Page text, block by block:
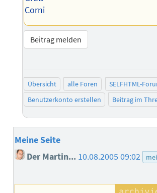
Corni
Beitrag melden
Übersicht alle Foren SELFHTML-
Benutzerkonto erstellen
Beitrag im
Meine Seite
Der Martin... 10.08.2005 09:02